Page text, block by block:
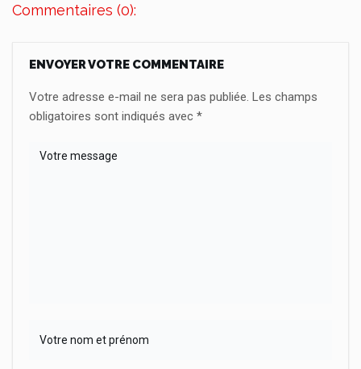
Commentaires (0):
ENVOYER VOTRE COMMENTAIRE
Votre adresse e-mail ne sera pas publiée. Les champs
obligatoires sont indiqués avec *